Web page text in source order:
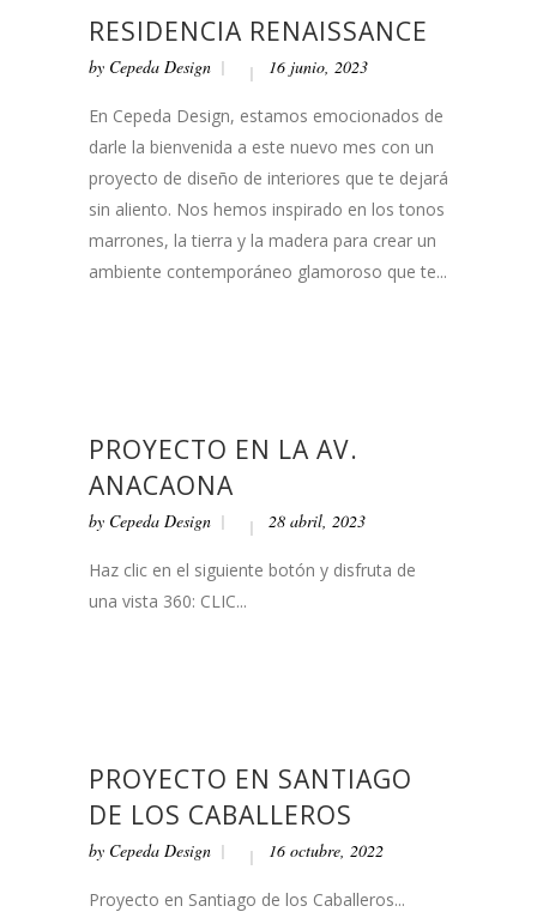
RESIDENCIA RENAISSANCE
by Cepeda Design 16 junio, 2023
En Cepeda Design, estamos emocionados de
darle la bienvenida a este nuevo mes con un
proyecto de diseño de interiores que te dejará
sin aliento. Nos hemos inspirado en los tonos
marrones, la tierra y la madera para crear un
ambiente contemporáneo glamoroso que te...
PROYECTO EN LA AV.
ANACAONA
by Cepeda Design 28 abril, 2023
Haz clic en el siguiente botón y disfruta de
una vista 360: CLIC...
PROYECTO EN SANTIAGO
DE LOS CABALLEROS
by Cepeda Design 16 octubre, 2022
Proyecto en Santiago de los Caballeros...